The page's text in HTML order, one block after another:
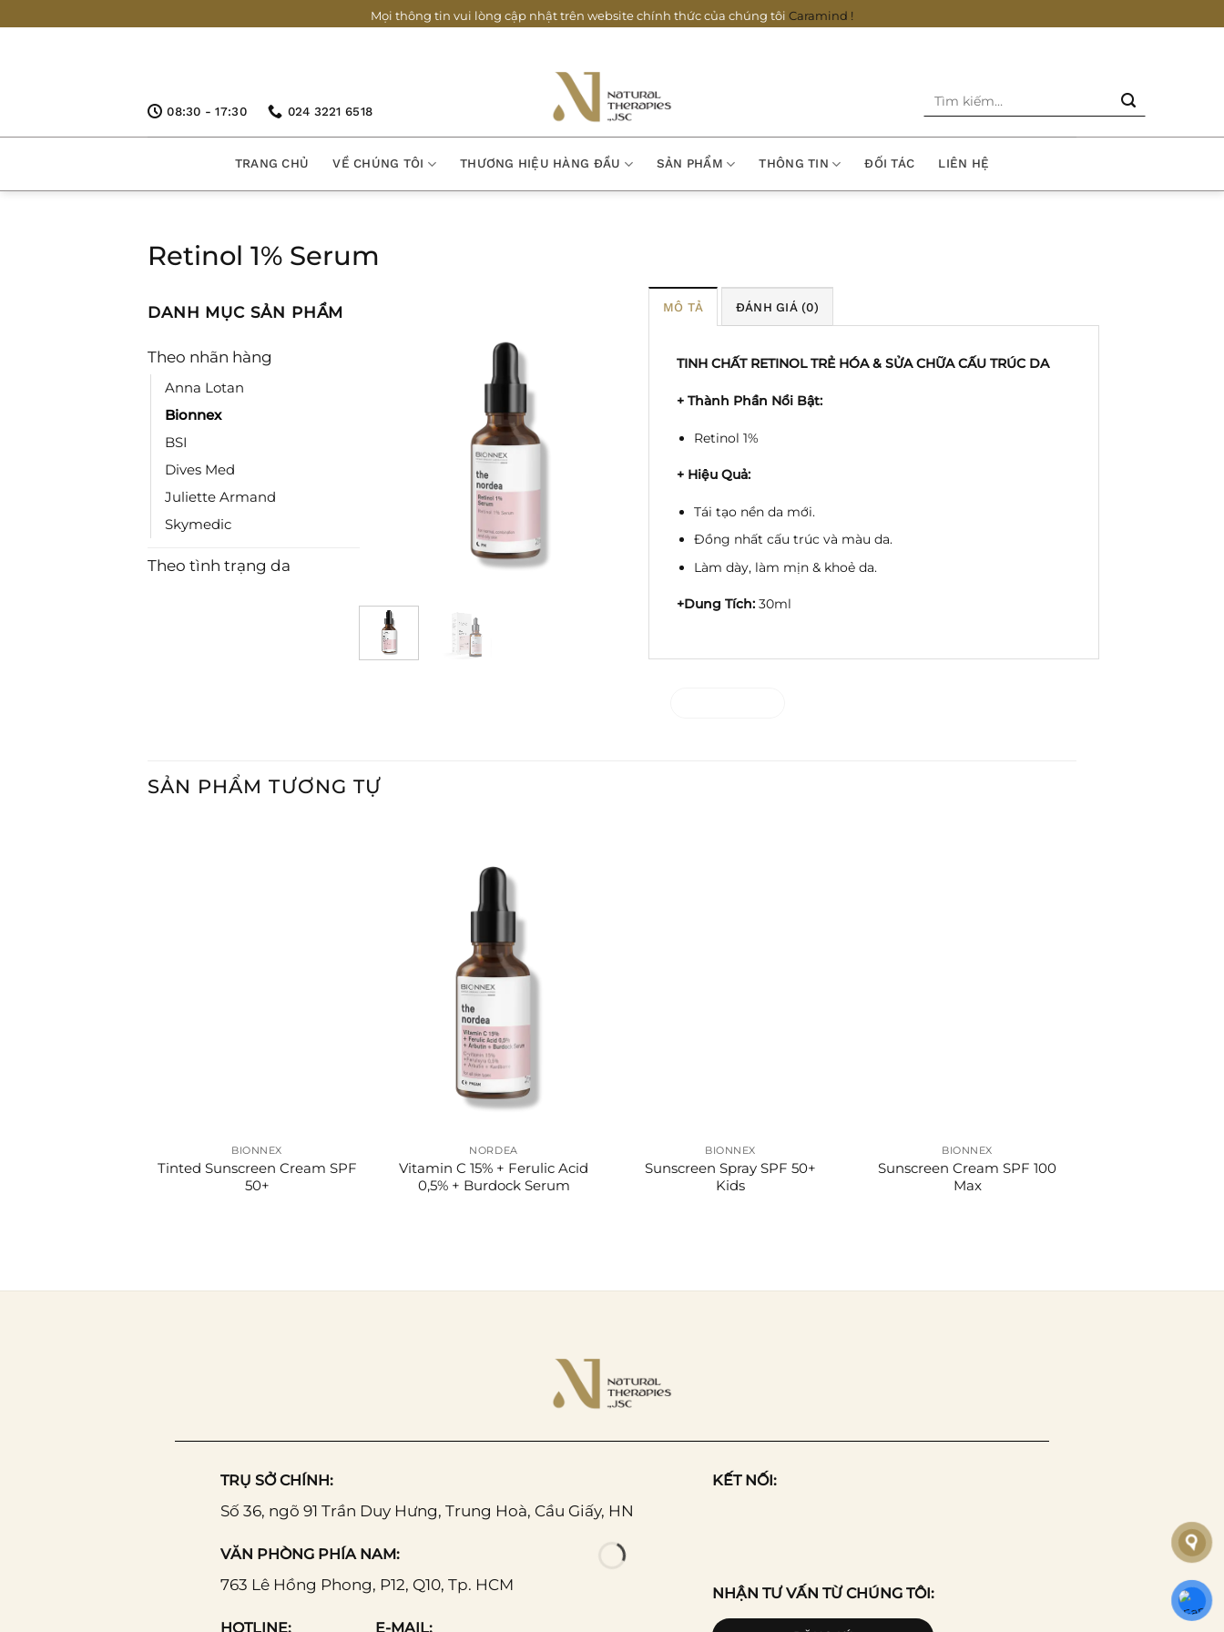
Mọi thông tin vui lòng cập nhật trên website chính thức của chúng tôi Caramind !
08:30 - 17:30 024 3221 6518
Tìm
TRANG CHỦ VỀ CHÚNG TÔI THƯƠNG HIỆU HÀNG ĐẦU SẢN PHẨM THÔNG TIN ĐỐI TÁC LIÊN HỆ
Retinol 1% Serum
DANH MỤC SẢN PHẨM
Theo nhãn hàng
Anna Lotan
Bionnex
BSI
Dives Med
Juliette Armand
Skymedic
Theo tình trạng da
MÔ TẢ ĐÁNH GIÁ (0)
TINH CHẤT RETINOL TRẺ HÓA & SỬA CHỮA CẤU TRÚC DA
+ Thành Phần Nổi Bật:
Retinol 1%
+ Hiệu Quả:
Tái tạo nền da mới.
Đồng nhất cấu trúc và màu da.
Làm dày, làm mịn & khoẻ da.
+Dung Tích: 30ml
SẢN PHẨM TƯƠNG TỰ
BIONNEX
Tinted Sunscreen Cream SPF
50+
NORDEA
Vitamin C 15% + Ferulic Acid
0,5% + Burdock Serum
BIONNEX
Sunscreen Spray SPF 50+
Kids
BIONNEX
Sunscreen Cream SPF 100
Max
TRỤ SỞ CHÍNH:
Số 36, ngõ 91 Trần Duy Hưng, Trung Hoà, Cầu Giấy, HN
VĂN PHÒNG PHÍA NAM:
763 Lê Hồng Phong, P12, Q10, Tp. HCM
HOTLINE: E-MAIL:
KẾT NỐI:
NHẬN TƯ VẤN TỪ CHÚNG TÔI: